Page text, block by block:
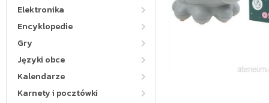
Elektronika
Encyklopedie
Gry
Języki obce
Kalendarze
Karnety i pocztówki